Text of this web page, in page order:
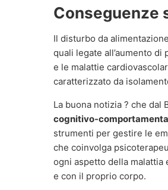
Conseguenze
Il disturbo da
quali legate all’aumento di
e le malattie
caratterizzato da
La buona notizia ? che dal
cognitivo-
strumenti per gestire le
che coinvolga
ogni aspetto della malattia
e con il proprio corpo.